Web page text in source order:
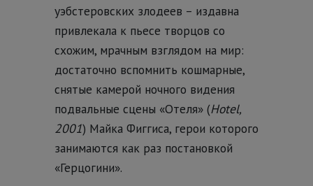
уэбстеровских злодеев – издавна
привлекала к пьесе творцов со
схожим, мрачным взглядом на мир:
достаточно вспомнить кошмарные,
снятые камерой ночного видения
подвальные сцены «Отеля» (Hotel,
2001) Майка Фиггиса, герои которого
занимаются как раз постановкой
«Герцогини».